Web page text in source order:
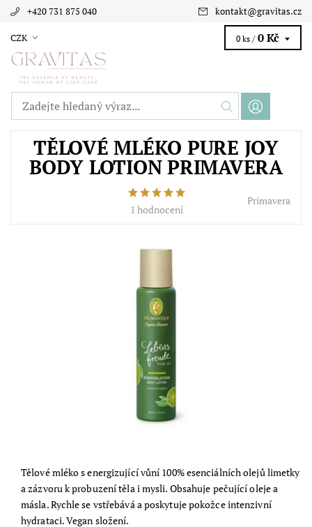
+420 731 875 040 kontakt@gravitas.cz
CZK 0 ks / 0 Kč
TĚLOVÉ MLÉKO PURE JOY
BODY LOTION PRIMAVERA
1 hodnocení
Primavera
Tělové mléko s energizující vůní 100% esenciálních olejů limetky
a zázvoru k probuzení těla i mysli. Obsahuje pečující oleje a
másla. Rychle se vstřebává a poskytuje pokožce intenzivní
hydrataci. Vegan složení.